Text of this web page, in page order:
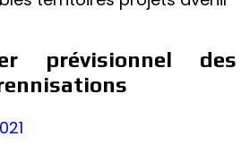
prévisionnel des